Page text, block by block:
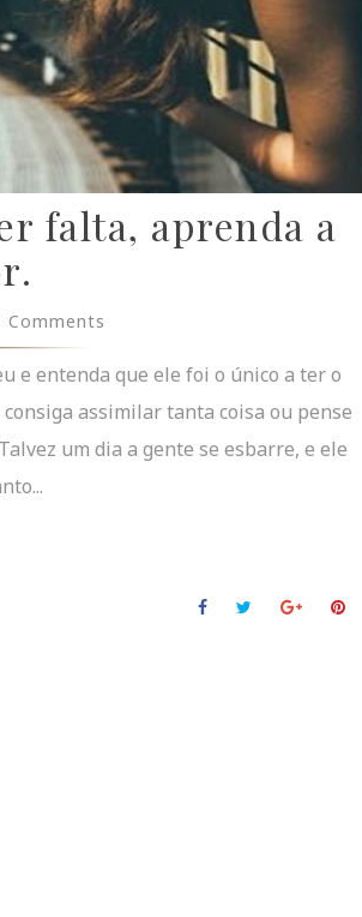
falta, aprenda a
Comments
e entenda que ele foi o único a ter o
assimilar tanta coisa ou pense
um dia a gente se esbarre, e ele